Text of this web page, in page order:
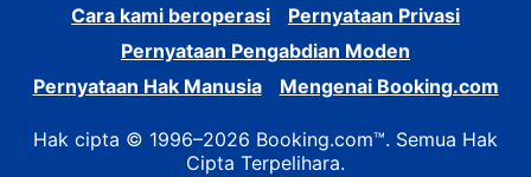
Cara kami beroperasi
Pernyataan Privasi
Pernyataan Pengabdian Moden
Pernyataan Hak Manusia
Mengenai Booking.com
Hak cipta © 1996–2026 Booking.com™. Semua Hak
Cipta Terpelihara.